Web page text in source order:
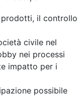
il controllo
civile nel
nei processi
impatto per i
possibile